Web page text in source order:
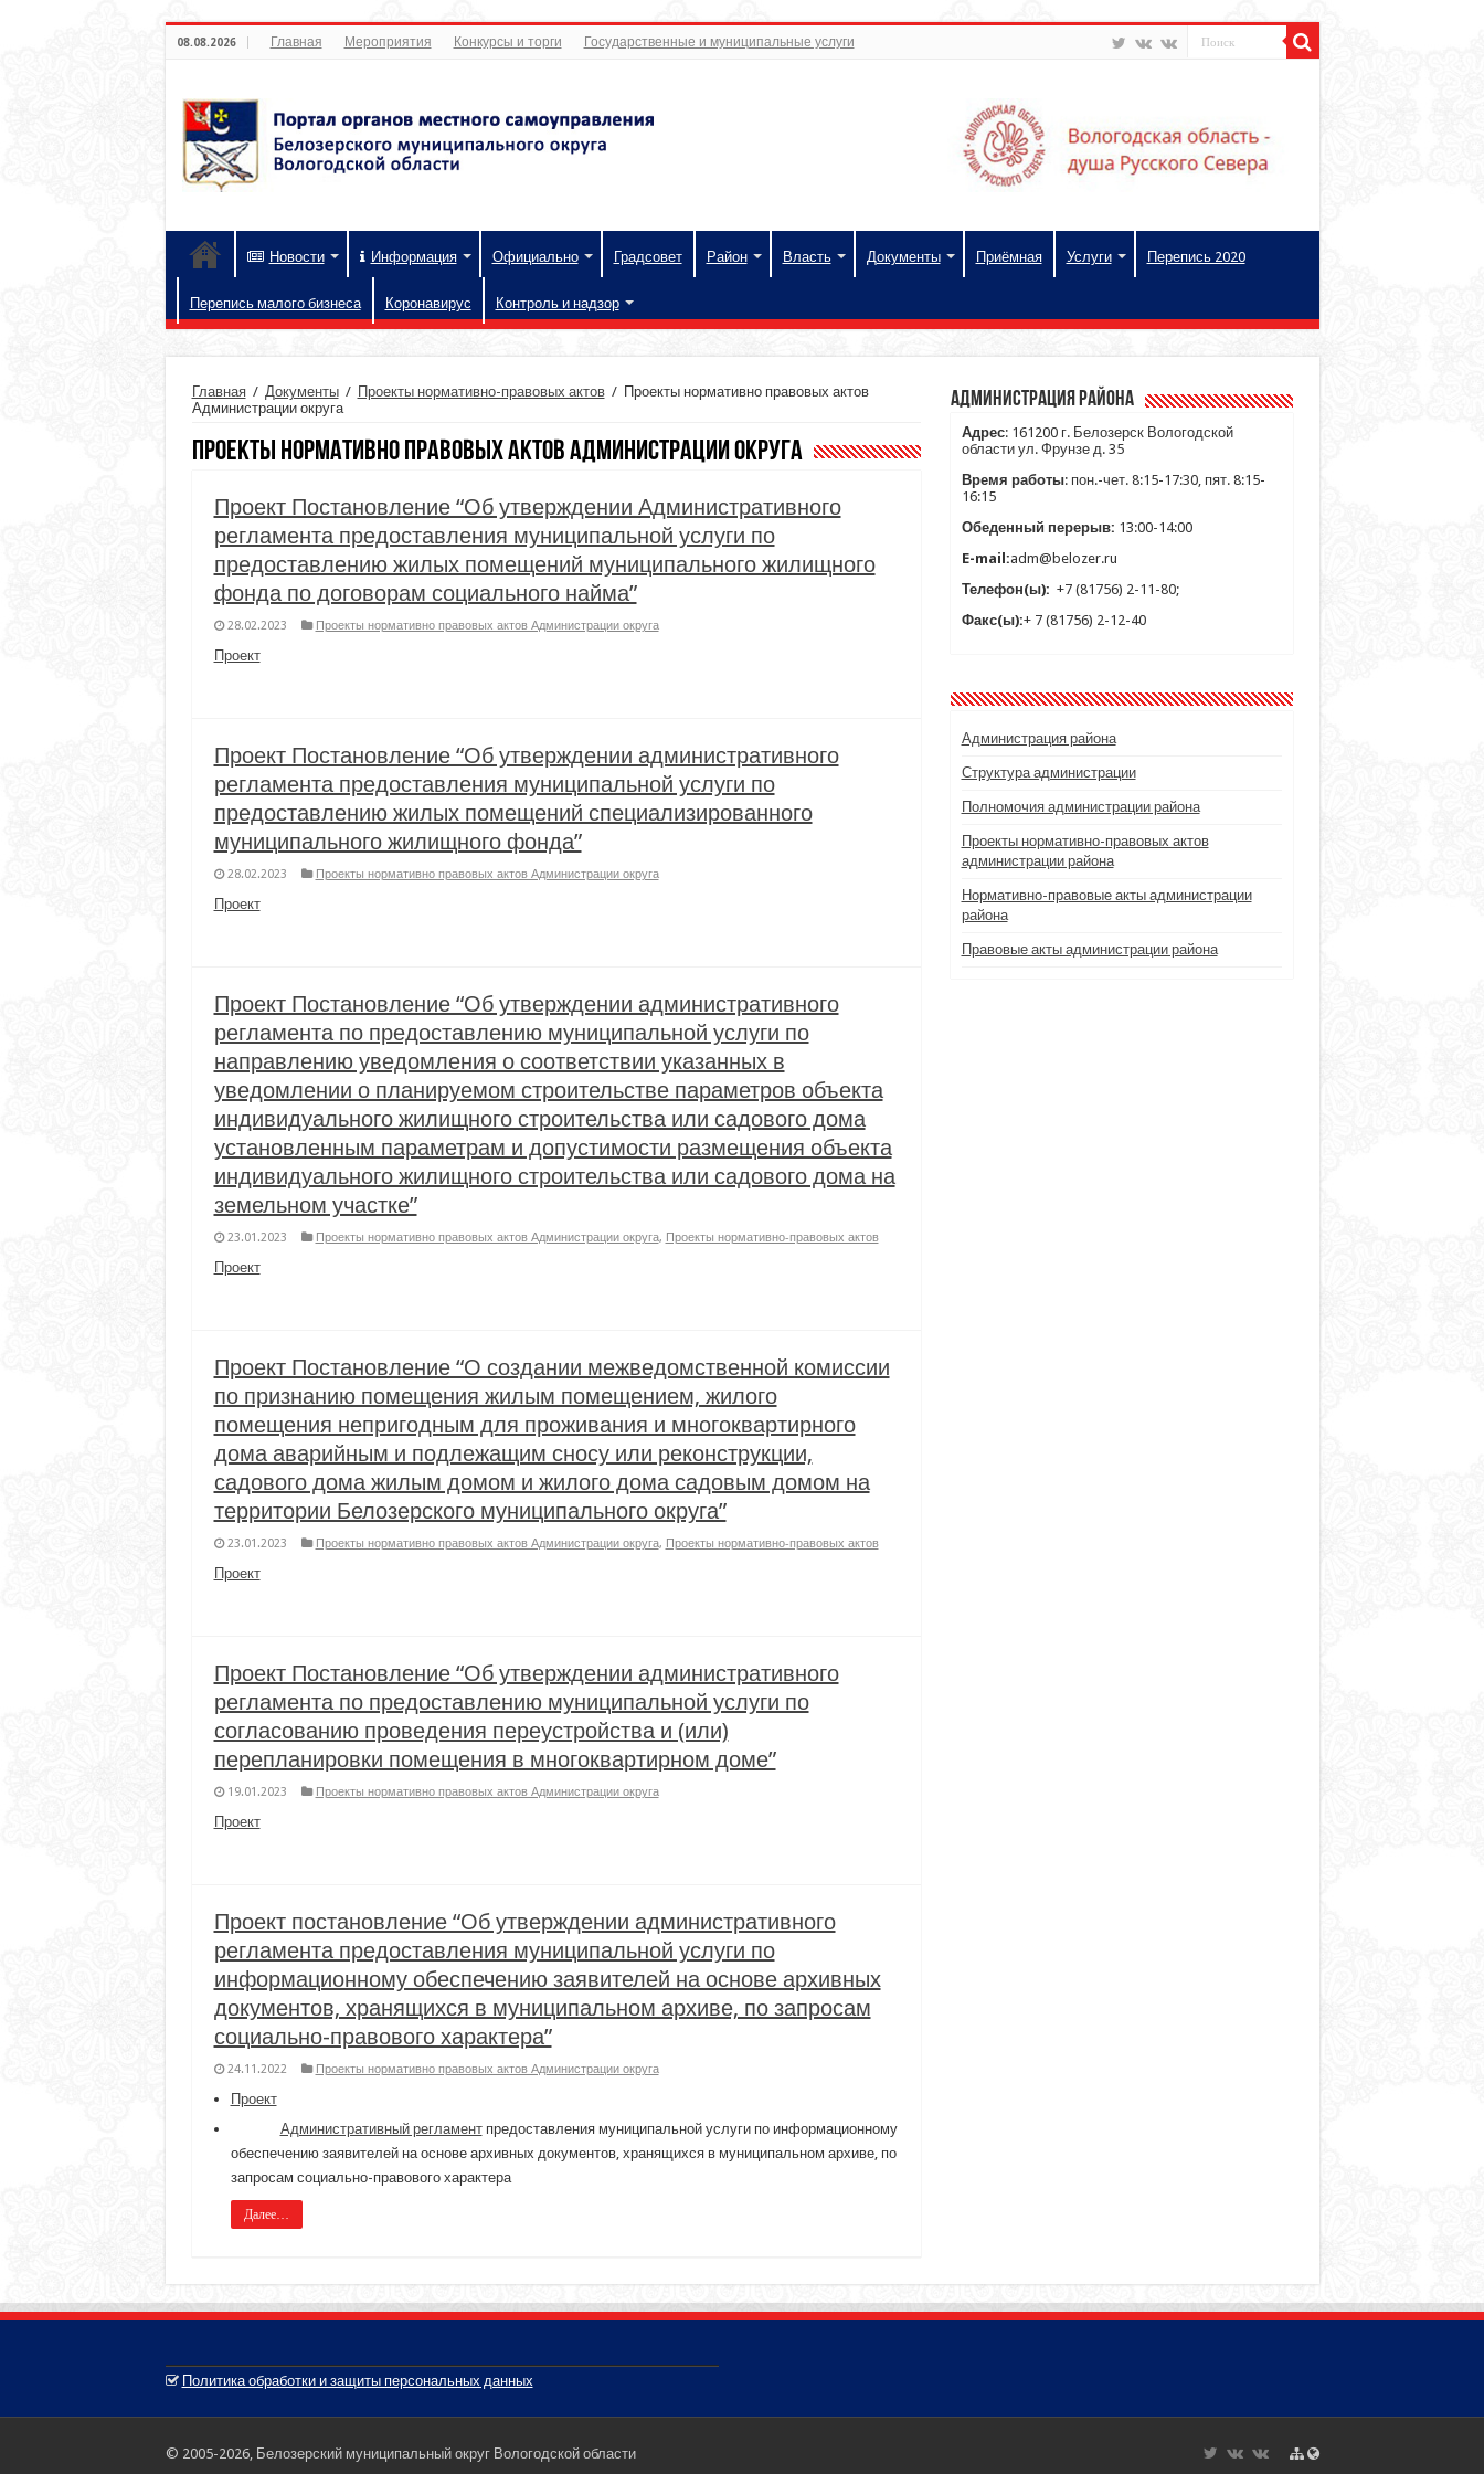
08.08.2026 Главная Мероприятия Конкурсы и торги Государственные и муниципальные услуги
Новости Информация Официально Градсовет Район Власть Документы Приёмная Услуги Перепись 2020
Перепись малого бизнеса Коронавирус Контроль и надзор
Главная / Документы / Проекты нормативно-правовых актов / Проекты нормативно правовых актов
Администрации округа
Проекты нормативно правовых актов Администрации округа
Проект Постановление “Об утверждении Административного
регламента предоставления муниципальной услуги по
предоставлению жилых помещений муниципального жилищного
фонда по договорам социального найма”
28.02.2023 Проекты нормативно правовых актов Администрации округа
Проект
Проект Постановление “Об утверждении административного
регламента предоставления муниципальной услуги по
предоставлению жилых помещений специализированного
муниципального жилищного фонда”
28.02.2023 Проекты нормативно правовых актов Администрации округа
Проект
Проект Постановление “Об утверждении административного
регламента по предоставлению муниципальной услуги по
направлению уведомления о соответствии указанных в
уведомлении о планируемом строительстве параметров объекта
индивидуального жилищного строительства или садового дома
установленным параметрам и допустимости размещения объекта
индивидуального жилищного строительства или садового дома на
земельном участке”
23.01.2023 Проекты нормативно правовых актов Администрации округа, Проекты нормативно-правовых актов
Проект
Проект Постановление “О создании межведомственной комиссии
по признанию помещения жилым помещением, жилого
помещения непригодным для проживания и многоквартирного
дома аварийным и подлежащим сносу или реконструкции,
садового дома жилым домом и жилого дома садовым домом на
территории Белозерского муниципального округа”
23.01.2023 Проекты нормативно правовых актов Администрации округа, Проекты нормативно-правовых актов
Проект
Проект Постановление “Об утверждении административного
регламента по предоставлению муниципальной услуги по
согласованию проведения переустройства и (или)
перепланировки помещения в многоквартирном доме”
19.01.2023 Проекты нормативно правовых актов Администрации округа
Проект
Проект постановление “Об утверждении административного
регламента предоставления муниципальной услуги по
информационному обеспечению заявителей на основе архивных
документов, хранящихся в муниципальном архиве, по запросам
социально-правового характера”
24.11.2022 Проекты нормативно правовых актов Администрации округа
Проект
Административный регламентпредоставления муниципальной услуги по информационному
обеспечению заявителей на основе архивных документов, хранящихся в муниципальном архиве, по
запросам социально-правового характера
Далее…
Администрация района
Адрес: 161200 г. Белозерск Вологодской
области ул. Фрунзе д. 35
Время работы: пон.-чет. 8:15-17:30, пят. 8:15-
16:15
Обеденный перерыв: 13:00-14:00
E-mail:adm@belozer.ru
Телефон(ы): +7 (81756) 2-11-80;
Факс(ы):+ 7 (81756) 2-12-40
Администрация района
Структура администрации
Полномочия администрации района
Проекты нормативно-правовых актов
администрации района
Нормативно-правовые акты администрации
района
Правовые акты администрации района
Политика обработки и защиты персональных данных
© 2005-2026, Белозерский муниципальный округ Вологодской области